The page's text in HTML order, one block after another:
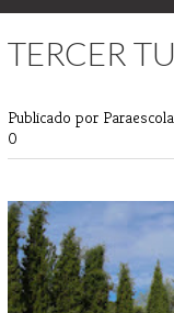
TERCER
Publicado por
0